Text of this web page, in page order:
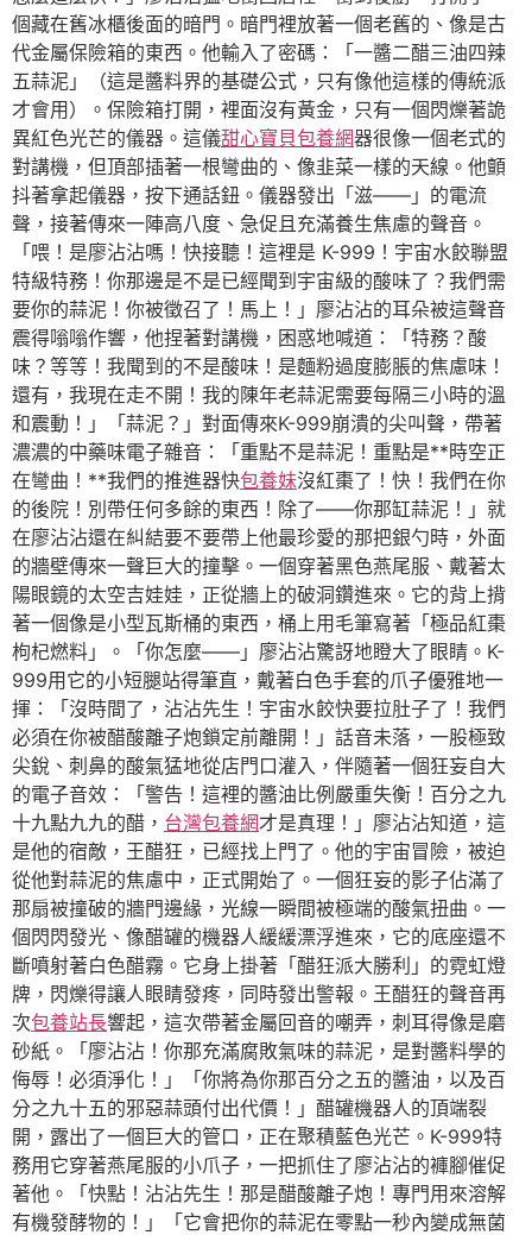
個藏在舊冰櫃後面的暗門。暗門裡放著一個老舊的、像是古
代金屬保險箱的東西。他輸入了密碼：「一醬二醋三油四辣
五蒜泥」（這是醬料界的基礎公式，只有像他這樣的傳統派
才會用）。保險箱打開，裡面沒有黃金，只有一個閃爍著詭
異紅色光芒的儀器。這儀甜心寶貝包養網器很像一個老式的
對講機，但頂部插著一根彎曲的、像韭菜一樣的天線。他顫
抖著拿起儀器，按下通話鈕。儀器發出「滋——」的電流
聲，接著傳來一陣高八度、急促且充滿養生焦慮的聲音。
「喂！是廖沾沾嗎！快接聽！這裡是 K-999！宇宙水餃聯盟
特級特務！你那邊是不是已經聞到宇宙級的酸味了？我們需
要你的蒜泥！你被徵召了！馬上！」廖沾沾的耳朵被這聲音
震得嗡嗡作響，他捏著對講機，困惑地喊道：「特務？酸
味？等等！我聞到的不是酸味！是麵粉過度膨脹的焦慮味！
還有，我現在走不開！我的陳年老蒜泥需要每隔三小時的溫
和震動！」「蒜泥？」對面傳來K-999崩潰的尖叫聲，帶著
濃濃的中藥味電子雜音：「重點不是蒜泥！重點是**時空正
在彎曲！**我們的推進器快包養妹沒紅棗了！快！我們在你
的後院！別帶任何多餘的東西！除了——你那缸蒜泥！」就
在廖沾沾還在糾結要不要帶上他最珍愛的那把銀勺時，外面
的牆壁傳來一聲巨大的撞擊。一個穿著黑色燕尾服、戴著太
陽眼鏡的太空吉娃娃，正從牆上的破洞鑽進來。它的背上揹
著一個像是小型瓦斯桶的東西，桶上用毛筆寫著「極品紅棗
枸杞燃料」。「你怎麼——」廖沾沾驚訝地瞪大了眼睛。K-
999用它的小短腿站得筆直，戴著白色手套的爪子優雅地一
揮：「沒時間了，沾沾先生！宇宙水餃快要拉肚子了！我們
必須在你被醋酸離子炮鎖定前離開！」話音未落，一股極致
尖銳、刺鼻的酸氣猛地從店門口灌入，伴隨著一個狂妄自大
的電子音效：「警告！這裡的醬油比例嚴重失衡！百分之九
十九點九九的醋， 台灣包養網才是真理！」廖沾沾知道，這
是他的宿敵，王醋狂，已經找上門了。他的宇宙冒險，被迫
從他對蒜泥的焦慮中，正式開始了。一個狂妄的影子佔滿了
那扇被撞破的牆門邊緣，光線一瞬間被極端的酸氣扭曲。一
個閃閃發光、像醋罐的機器人緩緩漂浮進來，它的底座還不
斷噴射著白色醋霧。它身上掛著「醋狂派大勝利」的霓虹燈
牌，閃爍得讓人眼睛發疼，同時發出警報。王醋狂的聲音再
次包養站長響起，這次帶著金屬回音的嘲弄，刺耳得像是磨
砂紙。「廖沾沾！你那充滿腐敗氣味的蒜泥，是對醬料學的
侮辱！必須淨化！」「你將為你那百分之五的醬油，以及百
分之九十五的邪惡蒜頭付出代價！」醋罐機器人的頂端裂
開，露出了一個巨大的管口，正在聚積藍色光芒。K-999特
務用它穿著燕尾服的小爪子，一把抓住了廖沾沾的褲腳催促
著他。「快點！沾沾先生！那是醋酸離子炮！專門用來溶解
有機發酵物的！」「它會把你的蒜泥在零點一秒內變成無菌